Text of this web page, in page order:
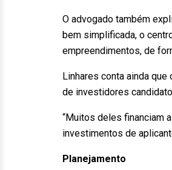
O advogado também
bem simplificada, o
empreendimentos, de
Linhares conta ainda
de investidores
“Muitos deles financiam
investimentos de
Planejamento